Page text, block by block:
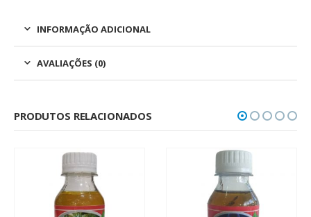
INFORMAÇÃO ADICIONAL
AVALIAÇÕES (0)
PRODUTOS RELACIONADOS